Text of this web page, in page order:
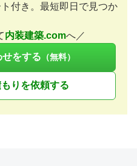
付き。最短即日で見つか
内装建築.comへ／
せをする （無料）
りを依頼する